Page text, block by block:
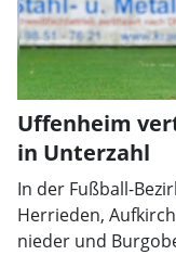
Uffenheim
in Unterzahl
In der Fußball-
Herrieden,
nieder und